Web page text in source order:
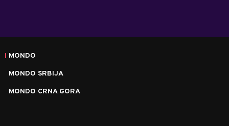
MONDO
MONDO SRBIJA
MONDO CRNA GORA